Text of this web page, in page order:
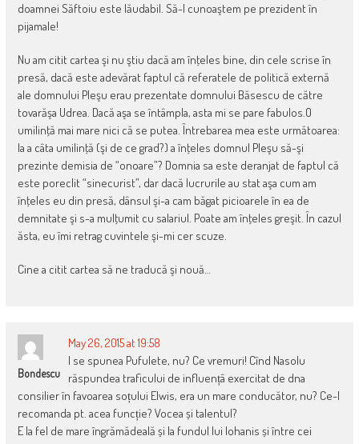
doamnei Săftoiu este lăudabil. Să-l cunoaştem pe prezident în
pijamale!
Nu am citit cartea şi nu ştiu dacă am înţeles bine, din cele scrise în
presă, dacă este adevărat faptul că referatele de politică externă
ale domnului Pleşu erau prezentate domnului Băsescu de către
tovarăşa Udrea. Dacă aşa se întâmpla, asta mi se pare fabulos.O
umilinţă mai mare nici că se putea. Întrebarea mea este următoarea:
la a câta umilinţă (şi de ce grad?) a înţeles domnul Pleşu să-şi
prezinte demisia de “onoare”? Domnia sa este deranjat de faptul că
este poreclit “sinecurist”, dar dacă lucrurile au stat aşa cum am
înţeles eu din presă, dânsul şi-a cam băgat picioarele în ea de
demnitate şi s-a mulţumit cu salariul. Poate am înţeles greşit. În cazul
ăsta, eu îmi retrag cuvintele şi-mi cer scuze.
Cine a citit cartea să ne traducă şi nouă…
Bondescu
May 26, 2015 at 19:58
I se spunea Pufulete, nu? Ce vremuri! Cînd Nasolu
răspundea traficului de influențâ exercitat de dna
consilier în favoarea soțului Elwis, era un mare conducător, nu? Ce-l
recomanda pt. acea funcție? Vocea și talentul?
E la fel de mare îngrămădeală și la fundul lui Iohanis și între cei